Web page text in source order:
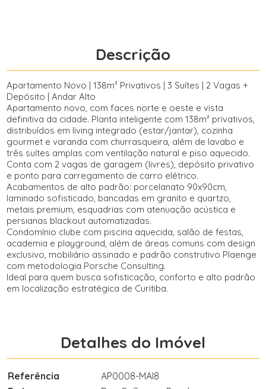
Descrição
Apartamento Novo | 138m² Privativos | 3 Suítes | 2 Vagas +
Depósito | Andar Alto
Apartamento novo, com faces norte e oeste e vista
definitiva da cidade. Planta inteligente com 138m² privativos,
distribuídos em living integrado (estar/jantar), cozinha
gourmet e varanda com churrasqueira, além de lavabo e
três suítes amplas com ventilação natural e piso aquecido.
Conta com 2 vagas de garagem (livres), depósito privativo
e ponto para carregamento de carro elétrico.
Acabamentos de alto padrão: porcelanato 90x90cm,
laminado sofisticado, bancadas em granito e quartzo,
metais premium, esquadrias com atenuação acústica e
persianas blackout automatizadas.
Condomínio clube com piscina aquecida, salão de festas,
academia e playground, além de áreas comuns com design
exclusivo, mobiliário assinado e padrão construtivo Plaenge
com metodologia Porsche Consulting.
Ideal para quem busca sofisticação, conforto e alto padrão
em localização estratégica de Curitiba.
Detalhes do Imóvel
Referência
AP0008-MAI8